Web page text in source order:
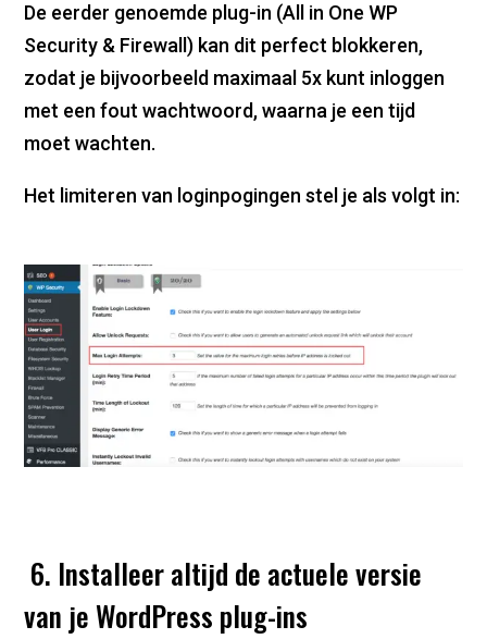
De eerder genoemde plug-in (All in One WP
Security & Firewall) kan dit perfect blokkeren,
zodat je bijvoorbeeld maximaal 5x kunt inloggen
met een fout wachtwoord, waarna je een tijd
moet wachten.
Het limiteren van loginpogingen stel je als volgt in:
6. Installeer altijd de actuele versie
van je WordPress plug-ins